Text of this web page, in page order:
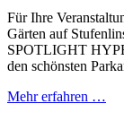
Für Ihre
Gärten auf
SPOTLIGHT
den schönsten
Mehr erfahren …